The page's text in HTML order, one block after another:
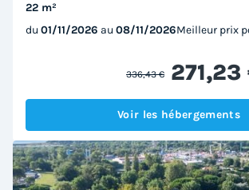
22 m²
du 01/11/2026 au 08/11/2026Meilleur prix
336,43 € 271,23
Voir les hébergements